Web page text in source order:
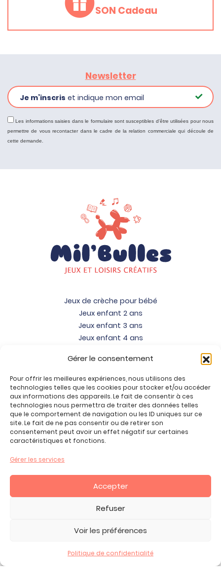
Gérer le consentement
Pour offrir les meilleures expériences, nous utilisons des
technologies telles que les cookies pour stocker et/ou accéder
aux informations des appareils. Le fait de consentir à ces
technologies nous permettra de traiter des données telles
que le comportement de navigation ou les ID uniques sur ce
site. Le fait de ne pas consentir ou de retirer son
consentement peut avoir un effet négatif sur certaines
caractéristiques et fonctions.
Gérer les services
Accepter
Refuser
Voir les préférences
Politique de confidentialité
SON Cadeau
Newsletter
Je m’inscris et indique mon email
Les informations saisies dans le formulaire sont susceptibles d'être utilisées pour nous
permettre de vous recontacter dans le cadre de la relation commerciale qui découle de
cette demande.
Jeux de crèche pour bébé
Jeux enfant 2 ans
Jeux enfant 3 ans
Jeux enfant 4 ans
Jeux enfant 6 ans
Jeux enfant 7 ans
Jeux enfant 8 ans
Jeux enfant 9 ans
Jeux enfant 10 ans
Jeux enfant 11 ans
Jeux enfant 12 ans
Promos jeux de loisirs créatifs
Plan du site
Contact
CGV